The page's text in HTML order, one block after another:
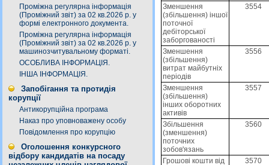
Проміжна регулярна інформація
(Проміжний звіт) за 02 кв.2026 р. у
формі електронного документа.
Проміжна регулярна інформація
(Проміжний звіт) за 02 кв.2026 р. у
машинозчитувальному форматі.
ОСОБЛИВА ІНФОРМАЦІЯ.
ІНША ІНФОРМАЦІЯ.
Запобігання та протидія
корупції
Антикорупційна програма
Наказ про уповноважену особу
Повідомлення про корупцію
Оголошення конкурсного
відбору кандидатів на посаду
Зменшення
(збільшення) іншої
поточної
дебіторської
заборгованості
3554
Зменшення
(збільшення)
витрат майбутніх
періодів
3556
Зменшення
(збільшення)
інших оборотних
активів
3557
Збільшення
(зменшення)
поточних
зобов'язань
3560
Грошові кошти від
3570